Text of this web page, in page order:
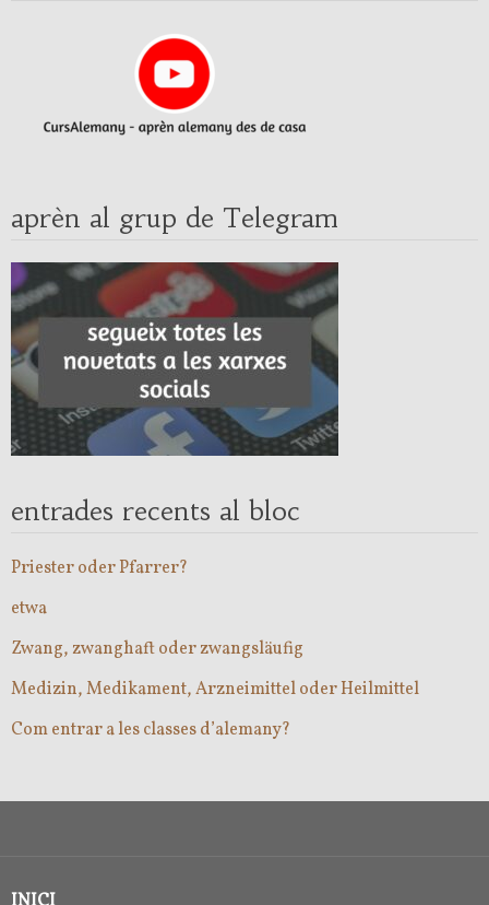
aprèn al grup de Telegram
entrades recents al bloc
Priester oder Pfarrer?
etwa
Zwang, zwanghaft oder zwangsläufig
Medizin, Medikament, Arzneimittel oder Heilmittel
Com entrar a les classes d’alemany?